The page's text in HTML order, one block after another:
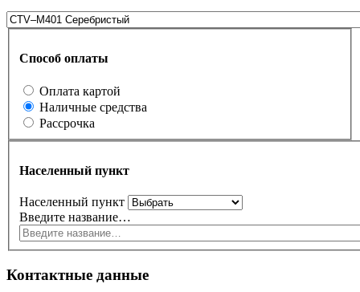
Способ оплаты
Оплата картой
Наличные средства
Рассрочка
Населенный пункт
Населенный пункт
Введите название…
Контактные данные